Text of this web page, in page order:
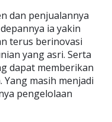
dan penjualannya
ia yakin
terus berinovasi
yang asri. Serta
dapat memberikan
masih menjadi
pengelolaan